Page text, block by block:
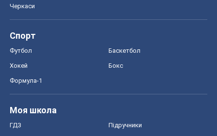
Черкаси
Спорт
Футбол Баскетбол
Хокей Бокс
Формула-1
Моя школа
ГДЗ Підручники